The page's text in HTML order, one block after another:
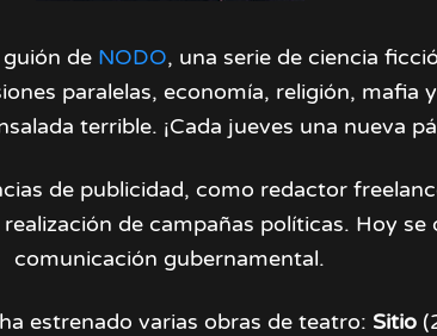
de NODO, una serie de ciencia
paralelas, economía, religión, mafia
terrible. ¡Cada jueves una nueva
de publicidad, como redactor
de campañas políticas. Hoy se
comunicación gubernamental.
estrenado varias obras de teatro: Sitio